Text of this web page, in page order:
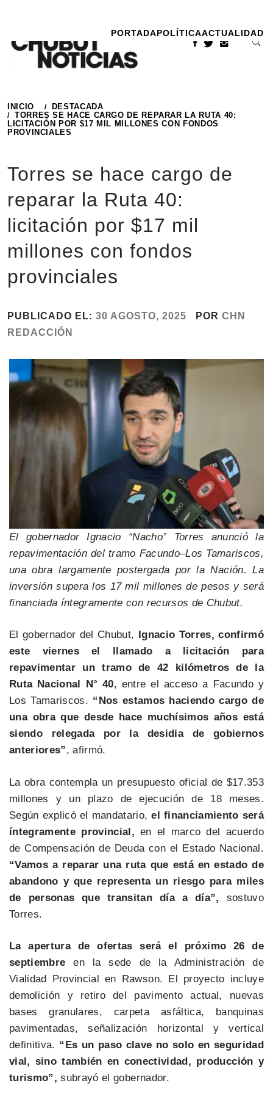
contenido
PORTADAPOLÍTICAACTUALIDAD
INICIO
DESTACADA
TORRES SE HACE CARGO DE REPARAR LA RUTA 40:
LICITACIÓN POR $17 MIL MILLONES CON FONDOS
PROVINCIALES
Torres se hace cargo de
reparar la Ruta 40:
licitación por $17 mil
millones con fondos
provinciales
PUBLICADO EL: 30 AGOSTO, 2025 POR CHN
REDACCIÓN
El gobernador Ignacio “Nacho” Torres anunció la
repavimentación del tramo Facundo–Los Tamariscos,
una obra largamente postergada por la Nación. La
inversión supera los 17 mil millones de pesos y será
financiada íntegramente con recursos de Chubut.
El gobernador del Chubut,
Ignacio Torres, confirmó
este viernes el llamado a licitación para
repavimentar un tramo de 42 kilómetros de la
Ruta Nacional N° 40, entre el acceso a Facundo y
Los Tamariscos. “Nos estamos haciendo cargo de
una obra que desde hace muchísimos años está
siendo relegada por la desidia de gobiernos
anteriores”, afirmó.
La obra contempla un presupuesto oficial de $17.353
millones y un plazo de ejecución de 18 meses.
Según explicó el mandatario,el financiamiento será
íntegramente provincial, en el marco del acuerdo
de Compensación de Deuda con el Estado Nacional.
“Vamos a reparar una ruta que está en estado de
abandono y que representa un riesgo para miles
de personas que transitan día a día”, sostuvo
Torres.
La apertura de ofertas será el próximo 26 de
septiembre en la sede de la Administración de
Vialidad Provincial en Rawson. El proyecto incluye
demolición y retiro del pavimento actual, nuevas
bases granulares, carpeta asfáltica, banquinas
pavimentadas, señalización horizontal y vertical
definitiva. “Es un paso clave no solo en seguridad
vial, sino también en conectividad, producción y
turismo”, subrayó el gobernador.